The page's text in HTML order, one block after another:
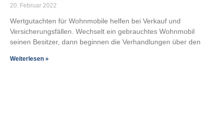
20. Februar 2022
Wertgutachten für Wohnmobile helfen bei Verkauf und
Versicherungsfällen. Wechselt ein gebrauchtes Wohnmobil
seinen Besitzer, dann beginnen die Verhandlungen über den
Weiterlesen »